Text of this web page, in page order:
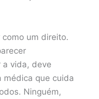
um direito.
a vida, deve
médica que cuida
Ninguém,